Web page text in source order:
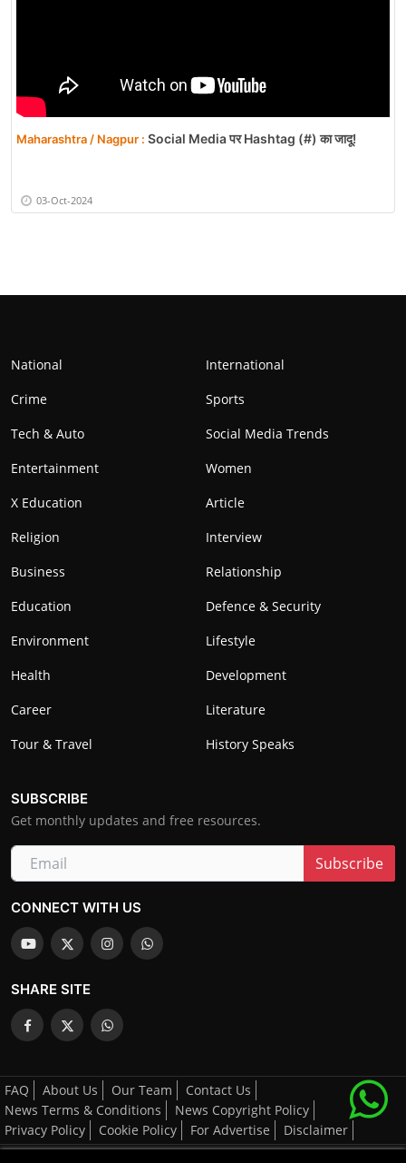
Maharashtra / Nagpur : Social Media पर Hashtag (#) का जादू!
03-Oct-2024
National
International
Crime
Sports
Tech & Auto
Social Media Trends
Entertainment
Women
X Education
Article
Religion
Interview
Business
Relationship
Education
Defence & Security
Environment
Lifestyle
Health
Development
Career
Literature
Tour & Travel
History Speaks
SUBSCRIBE
Get monthly updates and free resources.
Subscribe
CONNECT WITH US
SHARE SITE
FAQ About Us Our Team
Contact Us
News Terms & Conditions
News Copyright Policy
Privacy Policy
Cookie Policy For Advertise Disclaimer